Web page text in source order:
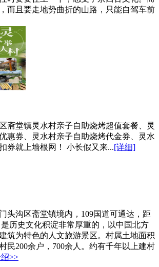
而且要走地势曲折的山路，只能自驾车前
斋堂镇灵水村亲子自助烧烤超值套餐、灵
惠券、灵水村亲子自助烧烤代金券、灵水
券就上墙根网！ 小长假又来...[详细]
头沟区斋堂镇境内，109国道可通达，距
历史文化积淀非常厚重的，以中国北方
筑为特色的人文旅游景区。村属土地面积
民200余户，700余人。约有千年以上建村
>>